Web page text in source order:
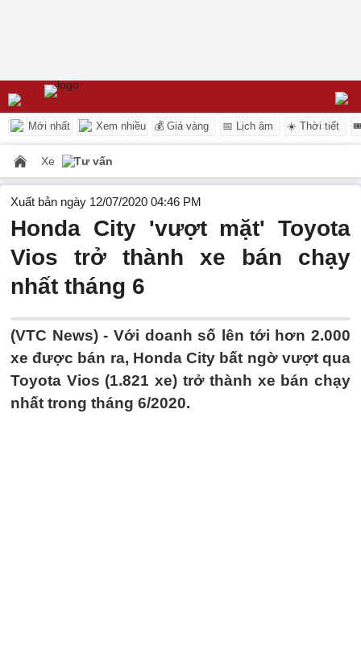
Mới nhất Xem nhiều 💰 Giá vàng 📅 Lịch âm ☀️ Thời tiết
Xe Tư vấn
Xuất bản ngày 12/07/2020 04:46 PM
Honda City 'vượt mặt' Toyota
Vios trở thành xe bán chạy
nhất tháng 6
(VTC News) - Với doanh số lên tới hơn 2.000
xe được bán ra, Honda City bất ngờ vượt qua
Toyota Vios (1.821 xe) trở thành xe bán chạy
nhất trong tháng 6/2020.